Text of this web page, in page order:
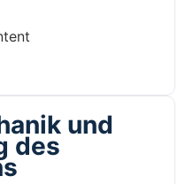
und
des